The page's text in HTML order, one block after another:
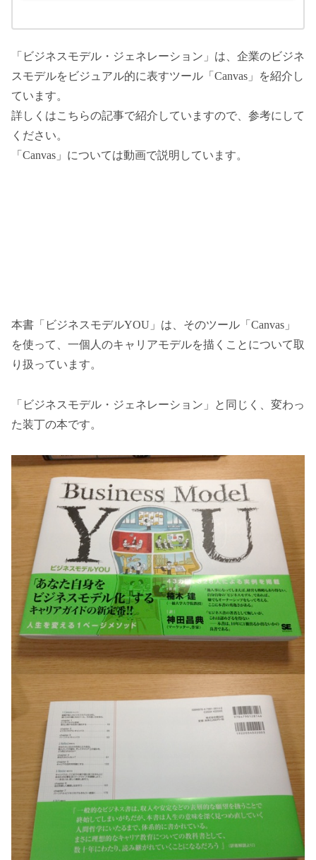
「ビジネスモデル・ジェネレーション」は、企業のビジネ
スモデルをビジュアル的に表すツール「Canvas」を紹介し
ています。
詳しくはこちらの記事で紹介していますので、参考にして
ください。
「Canvas」については動画で説明しています。
本書「ビジネスモデルYOU」は、そのツール「Canvas」
を使って、一個人のキャリアモデルを描くことについて取
り扱っています。
「ビジネスモデル・ジェネレーション」と同じく、変わっ
た装丁の本です。